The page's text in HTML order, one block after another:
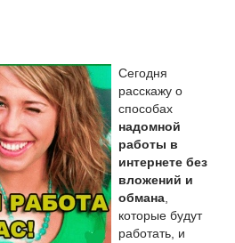
Сегодня
расскажу о
способах
надомной
работы в
интернете без
вложений и
обмана
которые будут
работать, и